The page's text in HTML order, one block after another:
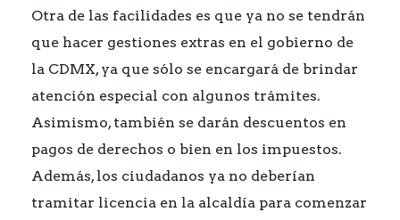
Otra de las facilidades es que ya no se tendrán
que hacer gestiones extras en el gobierno de
la CDMX, ya que sólo se encargará de brindar
atención especial con algunos trámites.
Asimismo, también se darán descuentos en
pagos de derechos o bien en los impuestos.
Además, los ciudadanos ya no deberían
tramitar licencia en la alcaldía para comenzar